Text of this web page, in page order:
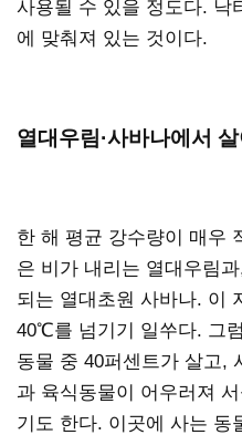
사용될 수 있을 정도다. 낙
에 맞춰져 있는 것이다.
열대우림·사바나에서 살
한 해 평균 강수량이 매우
은 비가 내리는 열대우림
되는 열대초원 사바나. 이
40℃를 넘기기 일쑤다. 그
동물 중 40퍼센트가 살고,
과 육식동물이 어우러져 서
기도 한다. 이곳에 사는 동